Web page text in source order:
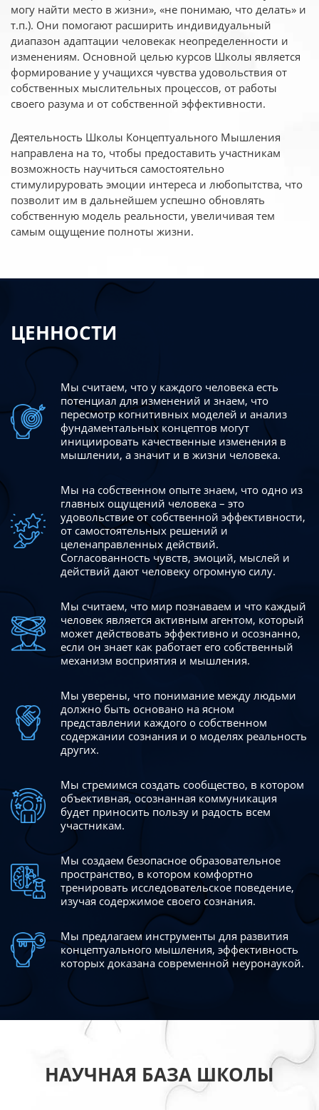
могу найти место в жизни», «не понимаю, что делать» и
т.п.). Они помогают расширить индивидуальный
диапазон адаптации человекак неопределенности и
изменениям. Основной целью курсов Школы является
формирование у учащихся чувства удовольствия от
собственных мыслительных процессов, от работы
своего разума и от собственной эффективности.
Деятельность Школы Концептуального Мышления
направлена на то, чтобы предоставить участникам
возможность научиться самостоятельно
стимулируровать эмоции интереса и любопытства, что
позволит им в дальнейшем успешно обновлять
собственную модель реальности, увеличивая тем
самым ощущение полноты жизни.
ЦЕННОСТИ
Мы считаем, что у каждого человека есть
потенциал для изменений и знаем, что
пересмотр когнитивных моделей и анализ
фундаментальных концептов могут
инициировать качественные изменения в
мышлении, а значит и в жизни человека.
Мы на собственном опыте знаем, что одно из
главных ощущений человека – это
удовольствие от собственной эффективности,
от самостоятельных решений и
целенаправленных действий.
Согласованность чувств, эмоций, мыслей и
действий дают человеку огромную силу.
Мы считаем, что мир познаваем и что каждый
человек является активным агентом, который
может действовать эффективно и осознанно,
если он знает как работает его собственный
механизм восприятия и мышления.
Мы уверены, что понимание между людьми
должно быть основано на ясном
представлении каждого о собственном
содержании сознания и о моделях реальность
других.
Мы стремимся создать сообщество, в котором
объективная, осознанная коммуникация
будет приносить пользу и радость всем
участникам.
Мы создаем безопасное образовательное
пространство, в котором комфортно
тренировать исследовательское поведение,
изучая содержимое своего сознания.
Мы предлагаем инструменты для развития
концептуального мышления, эффективность
которых доказана современной неуронаукой.
НАУЧНАЯ БАЗА ШКОЛЫ